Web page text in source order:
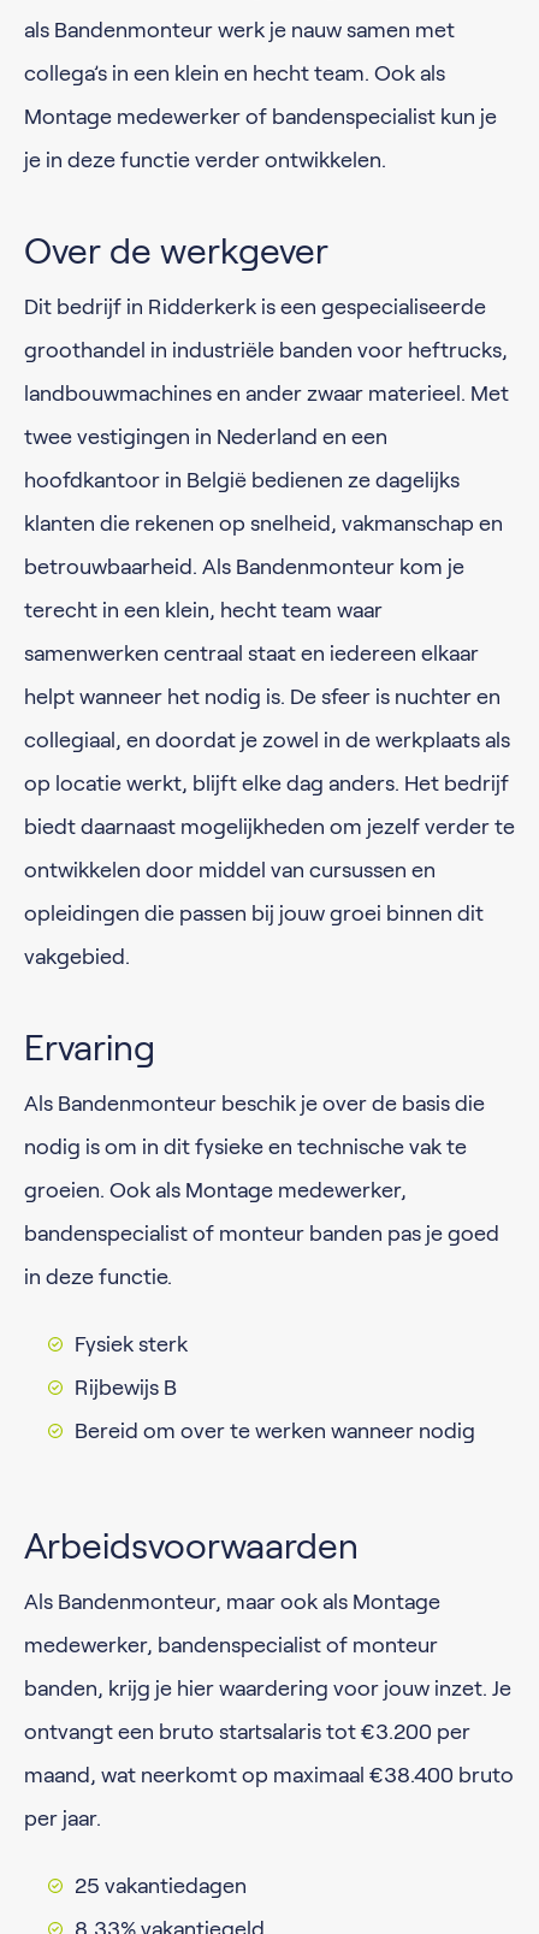
als Bandenmonteur werk je nauw samen met
collega’s in een klein en hecht team. Ook als
Montage medewerker of bandenspecialist kun je
je in deze functie verder ontwikkelen.
Over de werkgever
Dit bedrijf in Ridderkerk is een gespecialiseerde
groothandel in industriële banden voor heftrucks,
landbouwmachines en ander zwaar materieel. Met
twee vestigingen in Nederland en een
hoofdkantoor in België bedienen ze dagelijks
klanten die rekenen op snelheid, vakmanschap en
betrouwbaarheid. Als Bandenmonteur kom je
terecht in een klein, hecht team waar
samenwerken centraal staat en iedereen elkaar
helpt wanneer het nodig is. De sfeer is nuchter en
collegiaal, en doordat je zowel in de werkplaats als
op locatie werkt, blijft elke dag anders. Het bedrijf
biedt daarnaast mogelijkheden om jezelf verder te
ontwikkelen door middel van cursussen en
opleidingen die passen bij jouw groei binnen dit
vakgebied.
Ervaring
Als Bandenmonteur beschik je over de basis die
nodig is om in dit fysieke en technische vak te
groeien. Ook als Montage medewerker,
bandenspecialist of monteur banden pas je goed
in deze functie.
Fysiek sterk
Rijbewijs B
Bereid om over te werken wanneer nodig
Arbeidsvoorwaarden
Als Bandenmonteur, maar ook als Montage
medewerker, bandenspecialist of monteur
banden, krijg je hier waardering voor jouw inzet. Je
ontvangt een bruto startsalaris tot €3.200 per
maand, wat neerkomt op maximaal €38.400 bruto
per jaar.
25 vakantiedagen
8,33% vakantiegeld